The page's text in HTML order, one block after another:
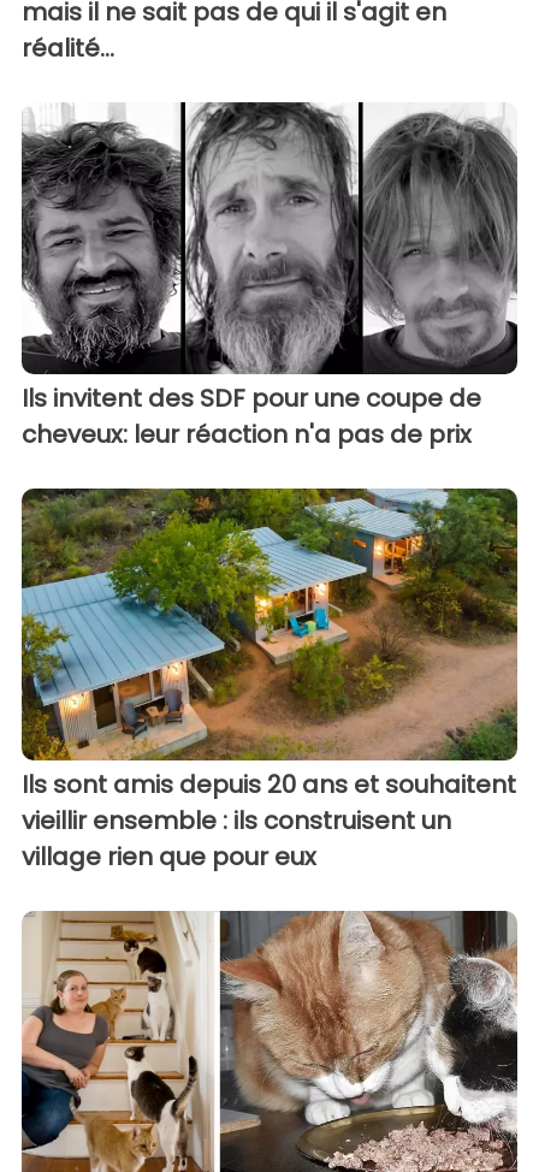
mais il ne sait pas de qui il s'agit en
réalité...
Ils invitent des SDF pour une coupe de
cheveux: leur réaction n'a pas de prix
Ils sont amis depuis 20 ans et souhaitent
vieillir ensemble : ils construisent un
village rien que pour eux